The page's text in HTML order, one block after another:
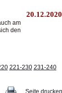
20.12.2020
am
den
221-230 231-240